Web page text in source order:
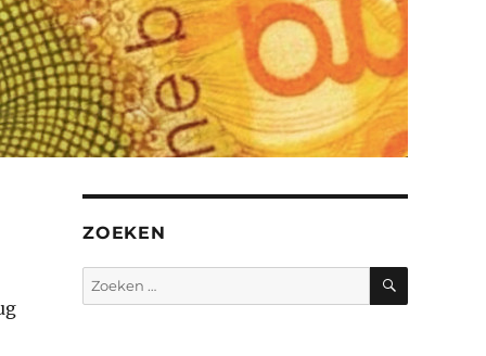
ZOEKEN
Zoeken
naar:
ZOEKEN